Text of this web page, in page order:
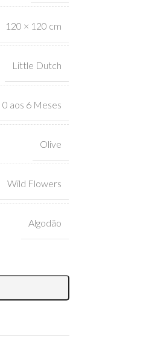
120 × 120 cm
Little Dutch
0 aos 6 Meses
Olive
Wild Flowers
Algodão